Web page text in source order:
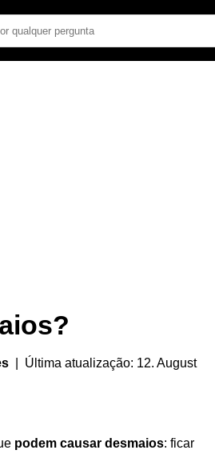
| Última atualização: 12. August
podem causar desmaios: ficar